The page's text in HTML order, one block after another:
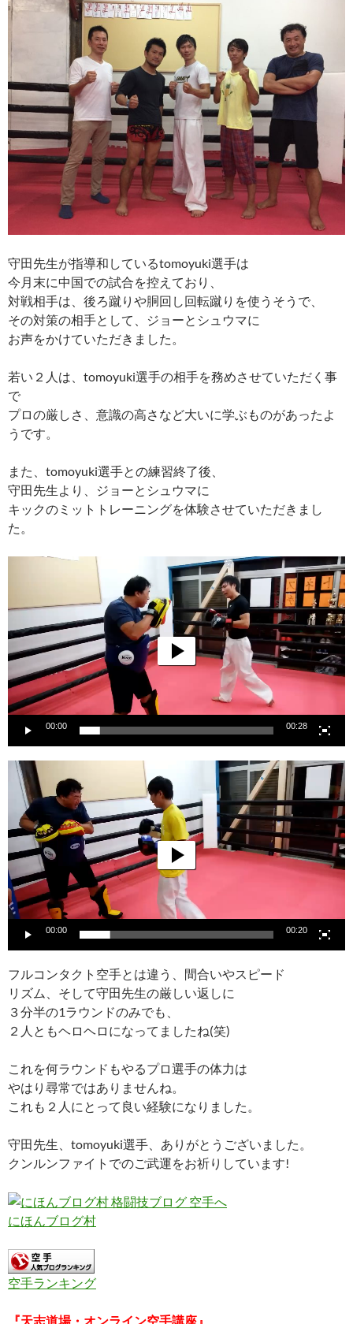
守田先生が指導和しているtomoyuki選手は
今月末に中国での試合を控えており、
対戦相手は、後ろ蹴りや胴回し回転蹴りを使うそうで、
その対策の相手として、ジョーとシュウマに
お声をかけていただきました。
若い２人は、tomoyuki選手の相手を務めさせていただく事
で
プロの厳しさ、意識の高さなど大いに学ぶものがあったよ
うです。
また、tomoyuki選手との練習終了後、
守田先生より、ジョーとシュウマに
キックのミットトレーニングを体験させていただきまし
た。
ー
ヤ
ー
00:00 00:28
動
レ
ヤ
ー
00:00 00:20
フルコンタクト空手とは違う、間合いやスピード
リズム、そして守田先生の厳しい返しに
３分半の1ラウンドのみでも、
２人ともヘロヘロになってましたね(笑)
これを何ラウンドもやるプロ選手の体力は
やはり尋常ではありませんね。
これも２人にとって良い経験になりました。
守田先生、tomoyuki選手、ありがとうございました。
クンルンファイトでのご武運をお祈りしています!
にほんブログ村
空手ランキング
『天志道場・オンライン空手講座』